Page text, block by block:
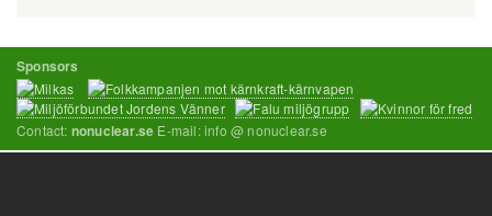
Sponsors
Contact: nonuclear.se E-mail: info @ nonuclear.se